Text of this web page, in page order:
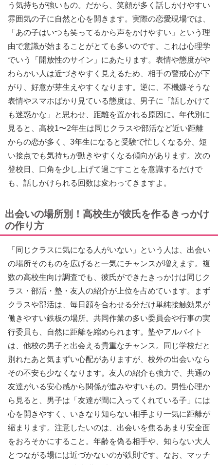
う気持ちが強いもの。だから、笑顔が多く話しかけやすい
雰囲気の子に自然と心を開きます。実際の恋愛現場では、
「あの子はいつも笑ってるから声をかけやすい」という理
由で意識が始まることがとても多いのです。これは心理学
でいう「開放性のサイン」にあたります。表情や態度がや
わらかい人は近づきやすく見えるため、相手の警戒心が下
がり、好意が芽生えやすくなります。逆に、不機嫌そうな
表情やスマホばかり見ている態度は、男子に「話しかけて
も迷惑かな」と思わせ、距離を置かれる原因に。年代別に
見ると、高校1〜2年生は同じクラスや部活など近い距離
からの恋が多く、3年生になると受験で忙しくなる分、短
い接点でも気持ちが動きやすくなる傾向があります。次の
登校日、口角を少し上げて過ごすことを意識するだけで
も、話しかけられる回数は変わってきますよ。
出会いの場所別！高校生が彼氏を作るきっかけ
の作り方
「同じクラスに気になる人がいない」という人は、出会い
の場所そのものを広げると一気にチャンスが増えます。複
数の高校生向け調査でも、彼氏ができたきっかけは同じク
ラス・部活・塾・友人の紹介が上位を占めています。まず
クラスや部活は、毎日顔を合わせる分だけ単純接触効果が
働きやすい鉄板の場所。共同作業の多い委員会や行事の実
行委員も、自然に距離を縮められます。塾やアルバイト
は、他校の男子と出会える貴重なチャンス。同じ学校だと
別れたあと気まずい心配がありますが、校外の出会いなら
その不安も少なくなります。友人の紹介も強力で、共通の
友達がいる安心感から関係が進みやすいもの。男性心理か
ら見ると、男子は「友達が間に入ってくれている子」には
心を開きやすく、いきなり知らない相手より一気に距離が
縮まります。注意したいのは、出会いを焦るあまり安全面
をおろそかにすること。年齢を偽る相手や、知らない大人
とつながる場には近づかないのが鉄則です。なお、マッチ